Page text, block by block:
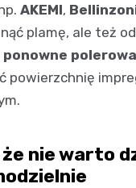
AKEMI,
plamę, ale też
ponowne
powierzchnię
że nie warto